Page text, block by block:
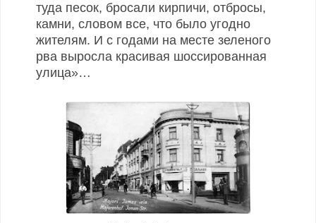
туда песок, бросали кирпичи, отбросы,
камни, словом все, что было угодно
жителям. И с годами на месте зеленого
рва выросла красивая шоссированная
улица»…